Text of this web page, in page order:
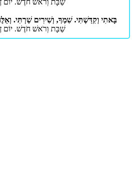
שַׁבָּת וְרֹאשׁ חֹדֶשׁ. יוֹם
בָּאתִי וְקִדַּשְׁתִּי. שִׁמְךָ, וְשִׁירִים שַׁרְתִּי.
שַׁבָּת וְרֹאשׁ חֹדֶשׁ. יוֹם